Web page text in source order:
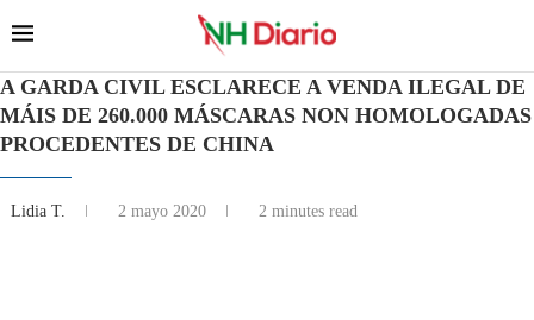
A GARDA CIVIL ESCLARECE A VENDA ILEGAL DE
MÁIS DE 260.000 MÁSCARAS NON HOMOLOGADAS
PROCEDENTES DE CHINA
Lidia T. 2 mayo 2020 2 minutes read